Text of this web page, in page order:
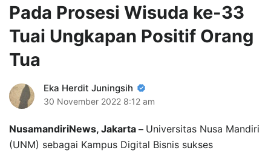
Pada Prosesi Wisuda ke-33
Tuai Ungkapan Positif Orang
Tua
Eka Herdit Juningsih
30 November 2022 8:12 am
NusamandiriNews, Jakarta – Universitas Nusa Mandiri
(UNM) sebagai Kampus Digital Bisnis sukses